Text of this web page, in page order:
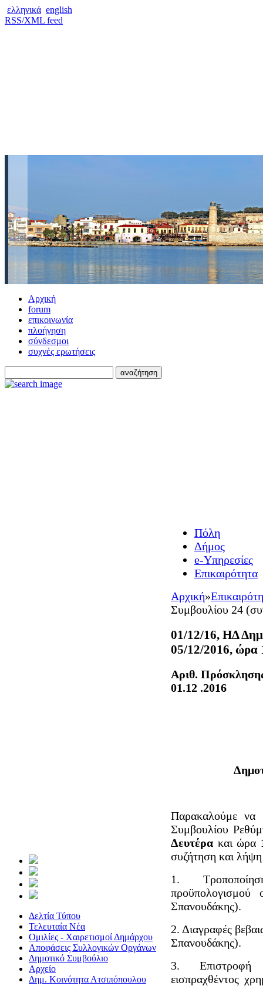
ελληνικά english
RSS/XML feed
Αρχική
forum
επικοινωνία
πλοήγηση
σύνδεσμοι
συχνές ερωτήσεις
Δελτία Τύπου
Τελευταία Νέα
Ομιλίες - Χαιρετισμοί Δημάρχου
Αποφάσεις Συλλογικών Οργάνων
Δημοτικό Συμβούλιο
Αρχείο
Δημ. Κοινότητα Ατσιπόπουλου
Πόλη
Δήμος
e-Υπηρεσίες
Επικαιρότητα
Αρχική»
Συμβουλίου 24
01/12/16, ΗΔ
05/12/2016, ώρα
Αριθ.
01.12 .2016
Παρακαλούμε να
Συμβουλίου
Δευτέρα και ώρα
συζήτηση και
1.
προϋπολογισμού
Σπανουδάκης).
2. Διαγραφές
Σπανουδάκης).
3. Επιστροφή
εισπραχθέντος